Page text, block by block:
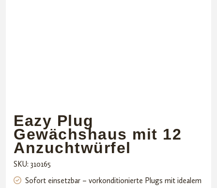
Eazy Plug
Gewächshaus mit 12
Anzuchtwürfel
SKU: 310165
Sofort einsetzbar – vorkonditionierte Plugs mit idealem